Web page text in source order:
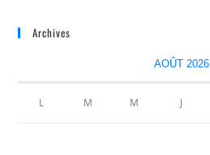
Archives
AOÛT 2026
L M M J